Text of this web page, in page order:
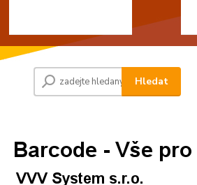
Hledat